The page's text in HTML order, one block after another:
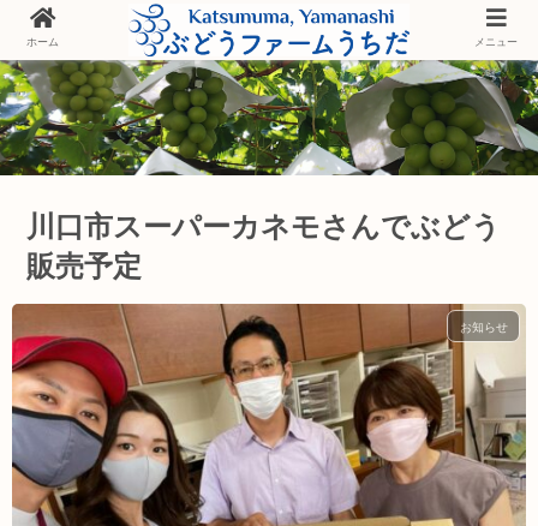
川口市スーパーカネモさんでぶどう
販売予定
お知らせ
ホーム メニュー